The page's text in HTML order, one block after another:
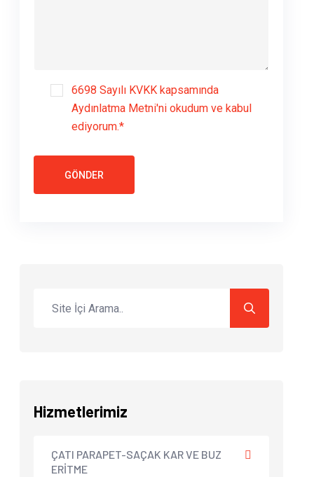
6698 Sayılı KVKK kapsamında
Aydınlatma Metni'ni okudum ve kabul
ediyorum.*
GÖNDER
Hizmetlerimiz
ÇATI PARAPET-SAÇAK KAR VE BUZ
ERİTME